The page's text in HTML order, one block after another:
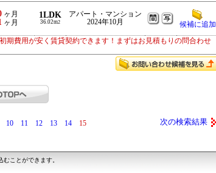
ヶ月
ヶ月
1LDK
36.02m2
アパート・マンション
2024年10月
候補に追加
費用が安く賃貸契約できます！まずはお見積もりの問合わせ
10 11 12 13 14 15 次の検索結果
ことができます。